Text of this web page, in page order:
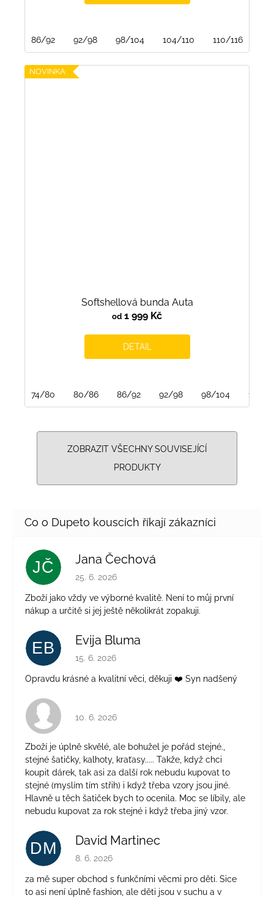
86/92 92/98 98/104 104/110 110/116
NOVINKA
Softshellová bunda Auta
od 1 999 Kč
DETAIL
74/80 80/86 86/92 92/98 98/104 104/
ZOBRAZIT VŠECHNY SOUVISEJÍCÍ
PRODUKTY
JČ Jana Čechová
Hodnocení obchodu je 5 z 5 hvězdiček.
25. 6. 2026
Zboží jako vždy ve výborné kvalitě. Není to můj první
nákup a určitě si jej ještě několikrát zopakuji.
EB Evija Bluma
Hodnocení obchodu je 5 z 5 hvězdiček.
15. 6. 2026
Opravdu krásné a kvalitní věci, děkuji ❤️ Syn nadšený
Hodnocení obchodu je 4 z 5 hvězdiček.
10. 6. 2026
Zboží je úplně skvělé, ale bohužel je pořád stejné.,
stejné šatičky, kalhoty, kraťasy..... Takže, když chci
koupit dárek, tak asi za další rok nebudu kupovat to
stejné (myslím tím střih) i když třeba vzory jsou jiné.
Hlavně u těch šatiček bych to ocenila. Moc se líbily, ale
nebudu kupovat za rok stejné i když třeba jiný vzor.
DM David Martinec
Hodnocení obchodu je 5 z 5 hvězdiček.
8. 6. 2026
za mě super obchod s funkčními věcmi pro děti. Sice
to asi není úplně fashion, ale děti jsou v suchu a v